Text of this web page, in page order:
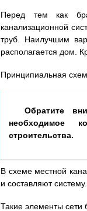
Перед тем как
канализационной
труб. Наилучшим
располагается дом.
Принципиальная
Обратите
необходимое
строительства.
В схеме местной
и составляют систему.
Такие элементы